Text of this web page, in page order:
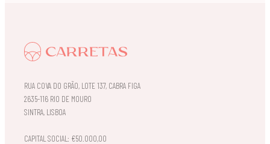
RUA COVA DO GRÃO, LOTE 137, CABRA FIGA
2635-116 RIO DE MOURO
SINTRA, LISBOA
CAPITAL SOCIAL: €50.000,00